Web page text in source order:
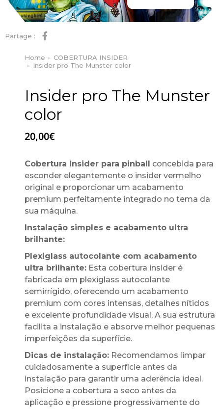
Partage :
You are here:
Home
COBERTURA INSIDER
Insider pro The Munster color
Insider pro The Munster
color
20,00€
Cobertura Insider para pinball concebida para
esconder elegantemente o insider vermelho
original e proporcionar um acabamento
premium perfeitamente integrado no tema da
sua máquina.
Instalação simples e acabamento ultra
brilhante:
Plexiglass autocolante com acabamento
ultra brilhante: Esta cobertura insider é
fabricada em plexiglass autocolante
semirrígido, oferecendo um acabamento
premium com cores intensas, detalhes nítidos
e excelente profundidade visual. A sua estrutura
facilita a instalação e absorve melhor pequenas
imperfeições da superfície.
Dicas de instalação: Recomendamos limpar
cuidadosamente a superfície antes da
instalação para garantir uma aderência ideal.
Posicione a cobertura a seco antes da
aplicação e pressione progressivamente do